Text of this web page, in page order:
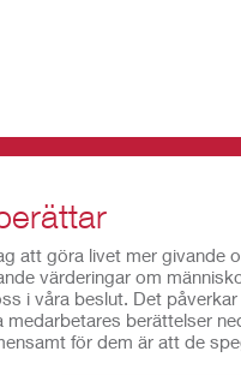
att göra livet mer
värderingar om
i våra beslut. Det
berättelser
för dem är att de